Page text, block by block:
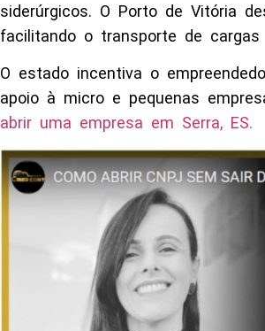
siderúrgicos. O Porto de Vitória
facilitando o transporte de cargas
O estado incentiva o
apoio à micro e pequenas
abrir uma empresa em Serra, ES.